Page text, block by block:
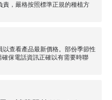
責，嚴格按照標準正規的種植方
查看產品最新價格。部份季節性
保電話資訊正確以有需要時聯